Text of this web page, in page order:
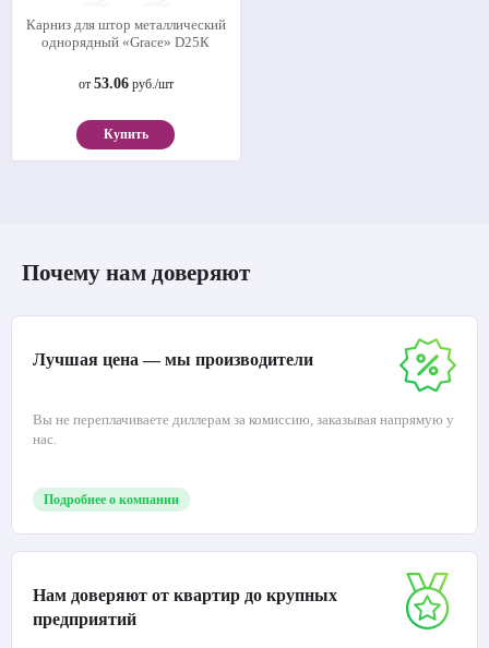
Карниз для штор металлический
однорядный «Grace» D25К
от 53.06руб./шт
Купить
Почему нам доверяют
Лучшая цена — мы производители
Вы не переплачиваете диллерам за комиссию, заказывая напрямую у
нас.
Подробнее о компании
Нам доверяют от квартир до крупных
предприятий